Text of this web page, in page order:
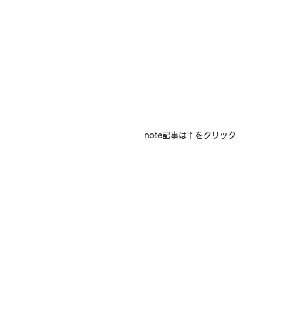
note記事は↑をクリック